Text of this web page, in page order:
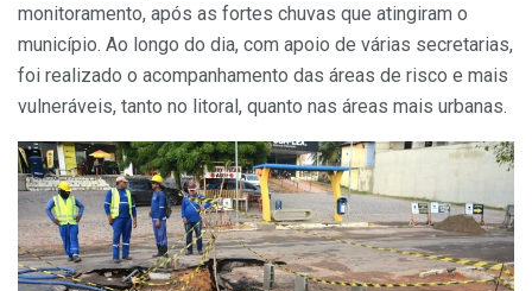
monitoramento, após as fortes chuvas que atingiram o
município. Ao longo do dia, com apoio de várias secretarias,
foi realizado o acompanhamento das áreas de risco e mais
vulneráveis, tanto no litoral, quanto nas áreas mais urbanas.